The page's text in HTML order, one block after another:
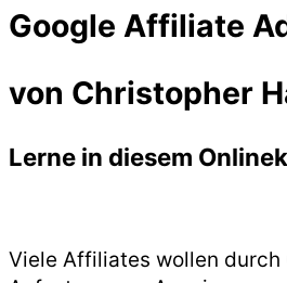
Google Affiliate
von Christopher
Lerne in diesem
Viele Affiliates wollen durch